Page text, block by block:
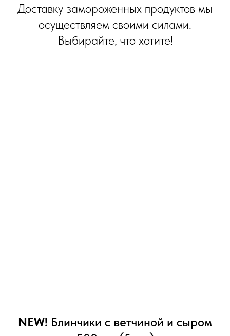
Доставку замороженных продуктов мы
осуществляем своими силами.
Выбирайте, что хотите!
NEW! Блинчики с ветчиной и сыром